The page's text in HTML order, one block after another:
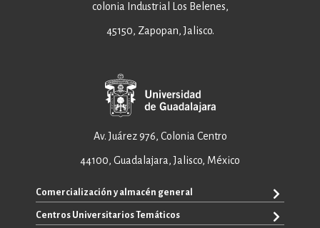
colonia Industrial Los Belenes,
45150, Zapopan, Jalisco.
Av. Juárez 976, Colonia Centro
44100, Guadalajara, Jalisco, México
Comercialización y almacén general
+52 33 3640 6326
Centros Universitarios Temáticos